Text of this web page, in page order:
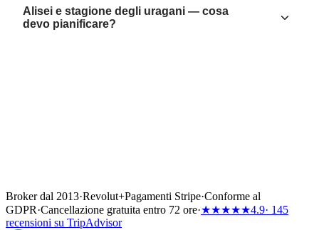
Alisei e stagione degli uragani — cosa
devo pianificare?
Broker dal 2013·Revolut+Pagamenti Stripe·Conforme al
GDPR·Cancellazione gratuita entro 72 ore·★★★★★4.9· 145
recensioni su TripAdvisor